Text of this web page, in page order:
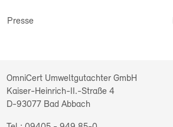
Presse
OmniCert Umweltgutachter GmbH
Kaiser-Heinrich-II.-Straße 4
D-93077 Bad Abbach